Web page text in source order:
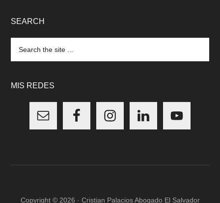
SEARCH
the
MIS REDES
Copyright © 2026 · Cristian Palacios Abogado El Salvador